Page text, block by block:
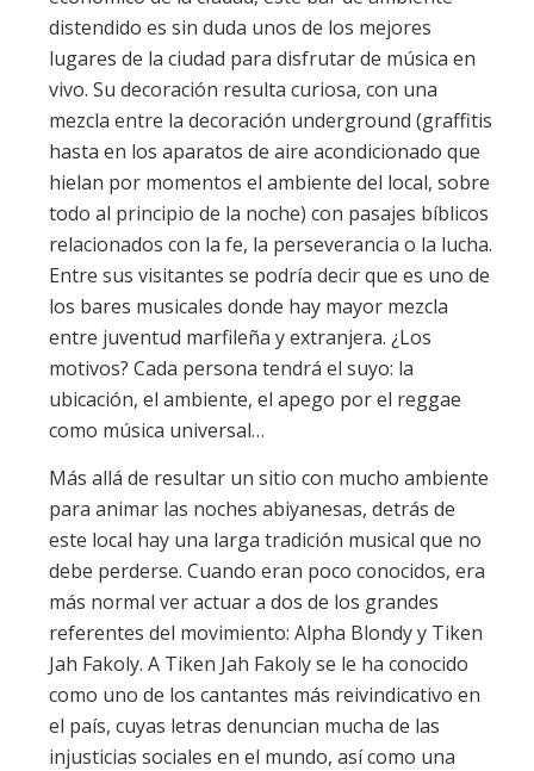
distendido es sin duda unos de los mejores
lugares de la ciudad para disfrutar de música en
vivo. Su decoración resulta curiosa, con una
mezcla entre la decoración underground (graffitis
hasta en los aparatos de aire acondicionado que
hielan por momentos el ambiente del local, sobre
todo al principio de la noche) con pasajes bíblicos
relacionados con la fe, la perseverancia o la lucha.
Entre sus visitantes se podría decir que es uno de
los bares musicales donde hay mayor mezcla
entre juventud marfileña y extranjera. ¿Los
motivos? Cada persona tendrá el suyo: la
ubicación, el ambiente, el apego por el reggae
como música universal…
Más allá de resultar un sitio con mucho ambiente
para animar las noches abiyanesas, detrás de
este local hay una larga tradición musical que no
debe perderse. Cuando eran poco conocidos, era
más normal ver actuar a dos de los grandes
referentes del movimiento: Alpha Blondy y Tiken
Jah Fakoly. A Tiken Jah Fakoly se le ha conocido
como uno de los cantantes más reivindicativo en
el país, cuyas letras denuncian mucha de las
injusticias sociales en el mundo, así como una